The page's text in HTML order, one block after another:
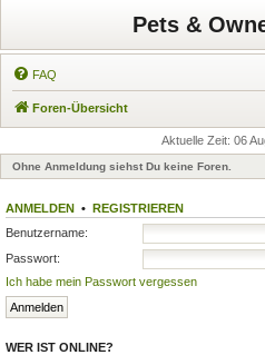
Pets &
FAQ
Foren-Übersicht
Aktuelle Zeit: 06
Ohne Anmeldung siehst Du keine Foren.
ANMELDEN • REGISTRIEREN
Benutzername:
Passwort:
Ich habe mein Passwort vergessen
WER IST ONLINE?